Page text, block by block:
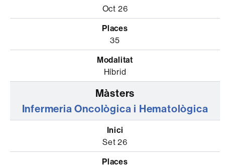
Oct 26
35
Híbrid
Infermeria Oncològica i Hematològica
Set 26